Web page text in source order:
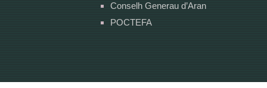
Conselh Generau d’Aran
POCTEFA